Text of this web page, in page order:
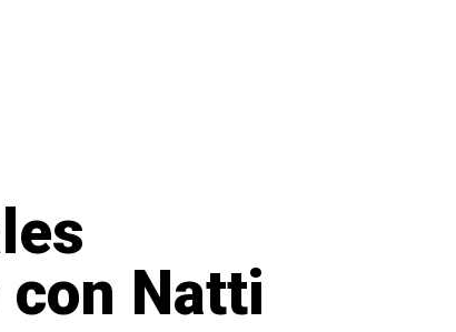
Natti